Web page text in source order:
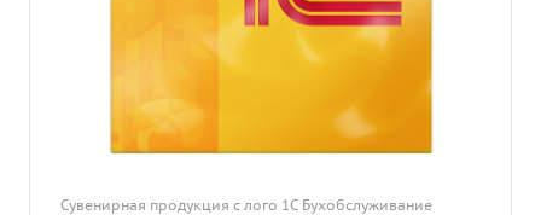
Сувенирная продукция с лого 1С Бухобслуживание